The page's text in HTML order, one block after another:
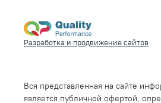
Разработка и продвижение сайтов
Вся представленная на сайте
является публичной офертой,